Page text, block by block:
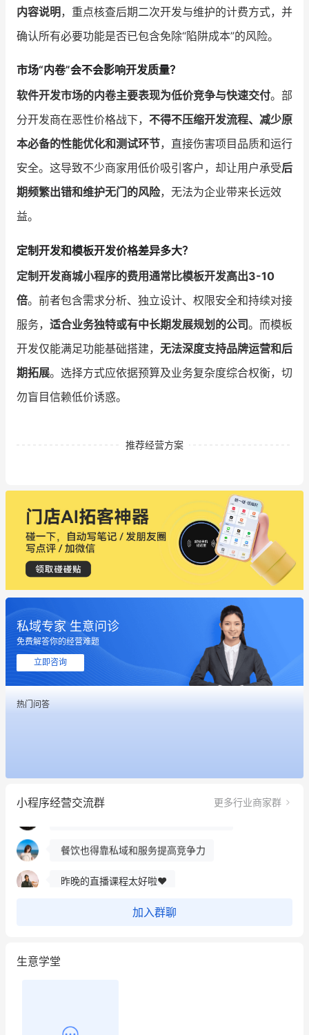
内容说明 ，重点核查后期二次开发与维护的计费方式，并
确认所有必要功能是否已包含免除“陷阱成本”的风险。
市场“内卷”会不会影响开发质量？
软件开发市场的内卷主要表现为低价竞争与快速交付。部
分开发商在恶性价格战下， 不得不压缩开发流程、减少原
本必备的性能优化和测试环节，直接伤害项目品质和运行
安全。这导致不少商家用低价吸引客户，却让用户承受后
期频繁出错和维护无门的风险，无法为企业带来长远效
益。
定制开发和模板开发价格差异多大？
定制开发商城小程序的费用通常比模板开发高出3-10
倍。前者包含需求分析、独立设计、权限安全和持续对接
服务， 适合业务独特或有中长期发展规划的公司。而模板
开发仅能满足功能基础搭建， 无法深度支持品牌运营和后
期拓展。选择方式应依据预算及业务复杂度综合权衡，切
勿盲目信赖低价诱惑。
推荐经营方案
私域专家 生意问诊
免费解答你的经营难题
立即咨询
热门问答
小程序经营交流群 更多行业商家群
这个营销策划案例推荐大家看一下
用有赞就能在微信、小红书同时经营了
餐饮也得靠私域和服务提高竞争力
这个营销策划案例推荐大家看一下
用有赞就能在微信、小红书同时经营了
加入群聊
生意学堂